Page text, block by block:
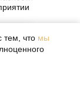
тем, что мы